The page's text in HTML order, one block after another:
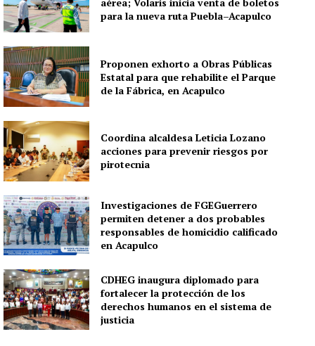
para la nueva ruta Puebla–Acapulco
Proponen exhorto a Obras Públicas
Estatal para que rehabilite el Parque
de la Fábrica, en Acapulco
Coordina alcaldesa Leticia Lozano
acciones para prevenir riesgos por
pirotecnia
Investigaciones de FGEGuerrero
permiten detener a dos probables
responsables de homicidio calificado
en Acapulco
CDHEG inaugura diplomado para
fortalecer la protección de los
derechos humanos en el sistema de
justicia